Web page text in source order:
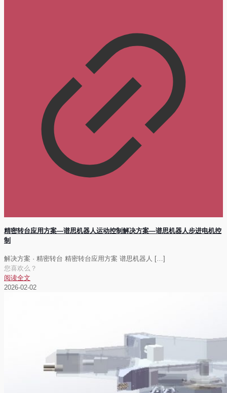
精密转台应用方案—谱思机器人运动控制解决方案—谱思机器人步进电机控
制
解决方案 · 精密转台 精密转台应用方案 谱思机器人 […]
您喜欢么？
阅读全文
2026-02-02